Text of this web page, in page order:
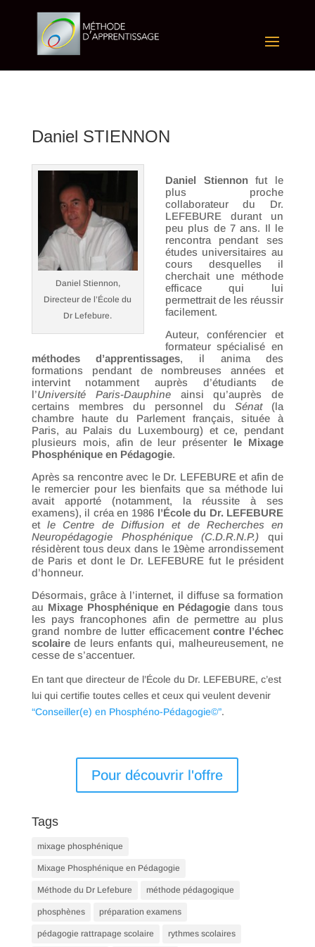
Daniel STIENNON
Daniel Stiennon,
Directeur de l’École du
Dr Lefebure.
Daniel Stiennonfut le
plus proche
collaborateur du Dr.
LEFEBURE durant un
peu plus de 7 ans. Il le
rencontra pendant ses
études universitaires au
cours desquelles il
cherchait une méthode
efficace qui lui
permettrait de les réussir
facilement.
Auteur, conférencier et
formateur spécialisé en
méthodes d’apprentissages, il anima des
formations pendant de nombreuses années et
intervint notamment auprès d’étudiants de
l’Université Paris-Dauphineainsi qu’auprès de
certains membres du personnel du Sénat(la
chambre haute du Parlement français, située à
Paris, au Palais du Luxembourg) et ce, pendant
plusieurs mois, afin de leur présenter le Mixage
Phosphénique en Pédagogie.
Après sa rencontre avec le Dr. LEFEBURE et afin de
le remercier pour les bienfaits que sa méthode lui
avait apporté (notamment, la réussite à ses
examens), il créa en 1986 l’École du Dr. LEFEBURE
etle Centre de Diffusion et de Recherches en
Neuropédagogie Phosphénique (C.D.R.N.P.) qui
résidèrent tous deux dans le 19ème arrondissement
de Paris et dont le Dr. LEFEBURE fut le président
d’honneur.
Désormais, grâce à l’internet, il diffuse sa formation
au Mixage Phosphénique en Pédagogie dans tous
les pays francophones afin de permettre au plus
grand nombre de lutter efficacementcontre l’échec
scolairede leurs enfants qui, malheureusement, ne
cesse de s’accentuer.
En tant que directeur de l’École du Dr. LEFEBURE, c’est
lui qui certifie toutes celles et ceux qui veulent devenir
“Conseiller(e) en Phosphéno-Pédagogie©”.
Pour découvrir l'offre
Tags
mixage phosphénique
Mixage Phosphénique en Pédagogie
Méthode du Dr Lefebure méthode pédagogique
phosphènes préparation examens
pédagogie rattrapage scolaire rythmes scolaires